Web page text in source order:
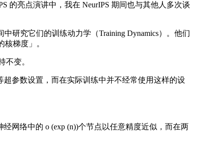
亮点演讲中，我在 NeurIPS 期间也与其他人多次谈
研究它们的训练动力学（Training Dynamics）。他们
梯度」。
变。
参数设置，而在实际训练中并不经常使用这样的设
网络中的 o (exp (n))个节点以任意精度近似，而在两